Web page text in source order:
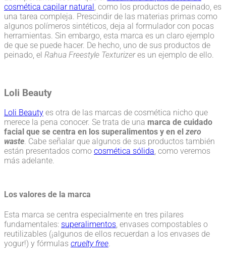
cosmética capilar natural, como los productos de peinado, es
una tarea compleja. Prescindir de las materias primas como
algunos polímeros sintéticos, deja al formulador con pocas
herramientas. Sin embargo, esta marca es un claro ejemplo
de que se puede hacer. De hecho, uno de sus productos de
peinado, el Rahua Freestyle Texturizeres un ejemplo de ello.
Loli Beauty
Loli Beauty es otra de las marcas de cosmética nicho que
merece la pena conocer. Se trata de una marca de cuidado
facial que se centra en los superalimentos y en el zero
waste. Cabe señalar que algunos de sus productos también
están presentados como cosmética sólida, como veremos
más adelante.
Los valores de la marca
Esta marca se centra especialmente en tres pilares
fundamentales: superalimentos, envases compostables o
reutilizables (¡algunos de ellos recuerdan a los envases de
yogur!) y fórmulas cruelty free.